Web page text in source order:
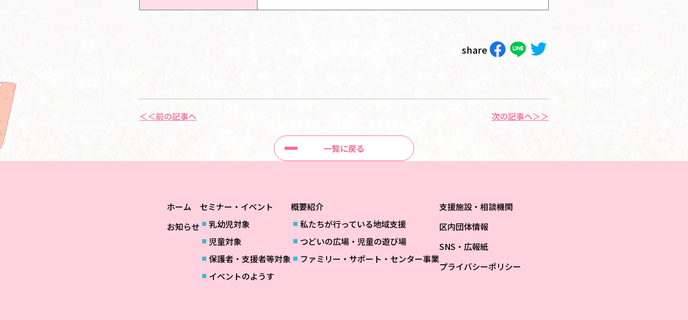
share
＜＜前の記事へ
一覧に戻る
次の記事へ＞＞
ホーム
お知らせ
セミナー・イベント
乳幼児対象
児童対象
保護者・支援者等対象
イベントのようす
概要紹介
私たちが行っている地域支援
つどいの広場・児童の遊び場
ファミリー・サポート・センター事業
支援施設・相談機関
区内団体情報
SNS・広報紙
プライバシーポリシー